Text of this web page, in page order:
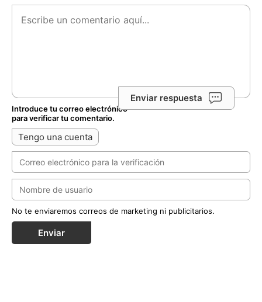
Enviar respuesta
Introduce tu correo electrónico
para verificar tu comentario.
Tengo una cuenta
No te enviaremos correos de marketing ni publicitarios.
Enviar